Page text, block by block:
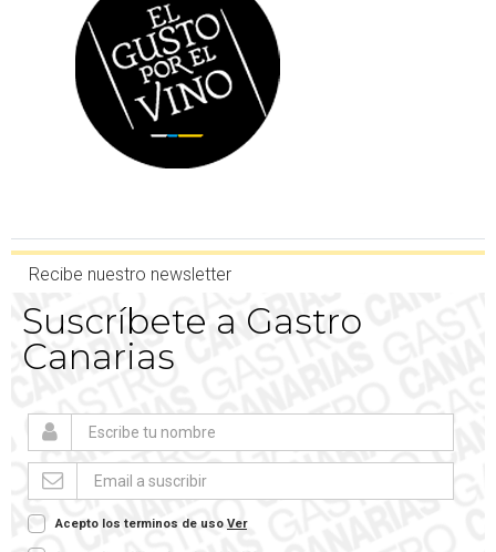
Recibe nuestro newsletter
Suscríbete a Gastro
Canarias
Acepto los terminos de uso Ver